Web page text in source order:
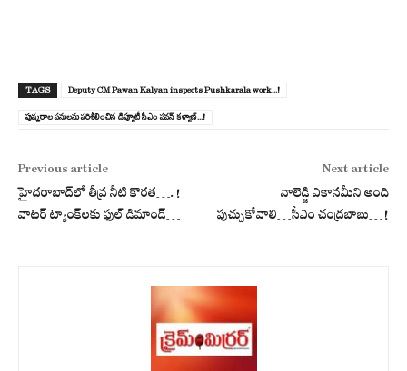
TAGS Deputy CM Pawan Kalyan inspects Pushkarala work...!
పుష్కరాల పనులను పరిశీలించిన డిప్యూటీ సీఎం పవన్ కళ్యాణ్...!
Previous article
హైద‌రాబాద్‌లో తీవ్ర నీటి కొర‌త‌….!
వాట‌ర్ ట్యాంక్‌ల‌కు ఫుల్ డిమాండ్‌…
Next article
నాలెడ్జి ఎకానమీని అంది
పుచ్చుకోవాలి…సీఎం చంద్ర‌బాబు…!